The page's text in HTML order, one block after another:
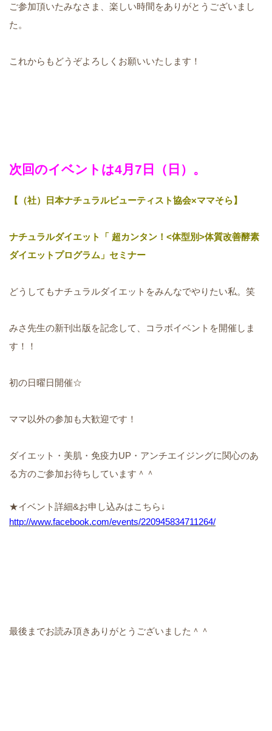
ご参加頂いたみなさま、楽しい時間をありがとうございまし
た。
これからもどうぞよろしくお願いいたします！
次回のイベントは4月7日（日）。
【（社）日本ナチュラルビューティスト協会×ママそら】
ナチュラルダイエット「 超カンタン！<体型別>体質改善酵素
ダイエットプログラム」セミナー
どうしてもナチュラルダイエットをみんなでやりたい私。笑
みさ先生の新刊出版を記念して、コラボイベントを開催しま
す！！
初の日曜日開催☆
ママ以外の参加も大歓迎です！
ダイエット・美肌 ・免疫力UP・アンチエイジングに関心のあ
る方のご参加お待ちしています＾＾
★イベント詳細&お申し込みはこちら↓
http://www.facebook.com/events/220945834711264/
最後までお読み頂きありがとうございました＾＾